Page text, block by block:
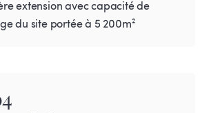
extension avec capacité de
du site portée à 5 200m²